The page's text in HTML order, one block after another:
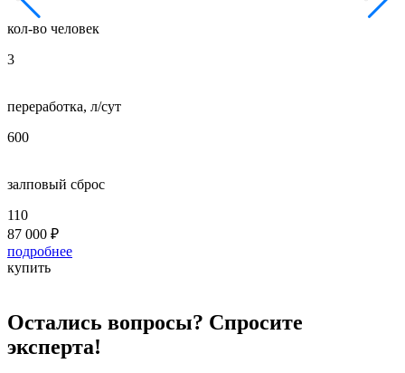
кол-во человек
3
переработка, л/сут
600
залповый сброс
110
87 000 ₽
подробнее
купить
Остались вопросы? Спросите
эксперта!